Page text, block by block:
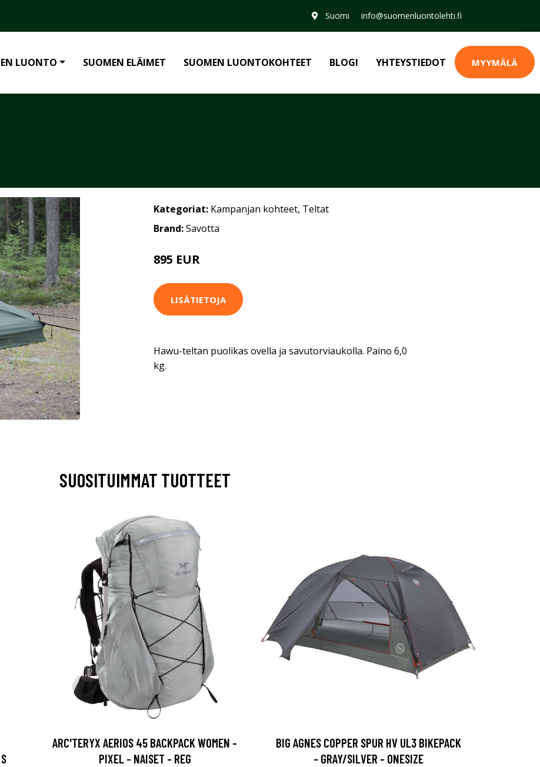
Suomi info@suomenluontolehti.fi
LUONTO SUOMEN ELÄIMET SUOMEN LUONTOKOHTEET BLOGI YHTEYSTIEDOT MYYMÄLÄ
Kategoriat: Kampanjan kohteet, Teltat
Brand:Savotta
895 EUR
LISÄTIETOJA
Hawu-teltan puolikas ovella ja savutorviaukolla. Paino 6,0
kg.
SUOSITUIMMAT TUOTTEET
ARC'TERYX AERIOS 45 BACKPACK WOMEN -
PIXEL - NAISET - REG
BIG AGNES COPPER SPUR HV UL3 BIKEPACK
- GRAY/SILVER - ONESIZE